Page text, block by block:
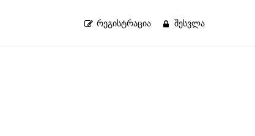
ᲠᲔᲒᲘᲡᲢᲠᲐᲪᲘᲐ ᲨᲔᲡᲕᲚᲐ